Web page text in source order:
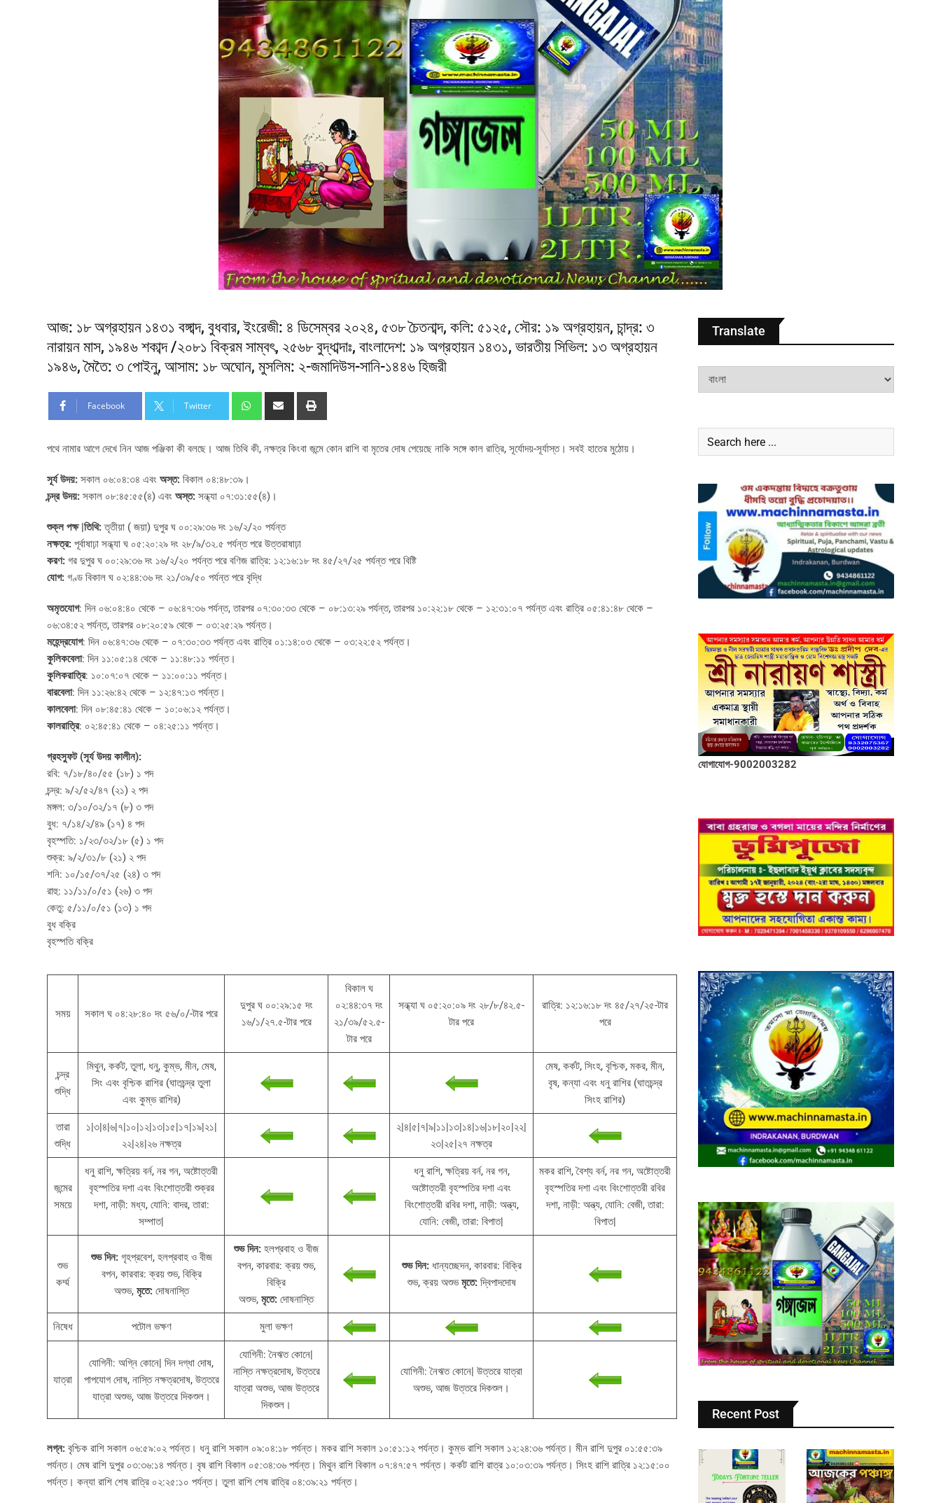
আজ: ১৮ অগ্রহায়ন ১৪৩১ বঙ্গাব্দ, বুধবার, ইংরেজী: ৪ ডিসেম্বর ২০২৪, ৫৩৮ চৈতনাব্দ, কলি: ৫১২৫, সৌর: ১৯ অগ্রহায়ন, চান্দ্র: ৩
নারায়ন মাস, ১৯৪৬ শকাব্দ /২০৮১ বিক্রম সাম্বৎ, ২৫৬৮ বুদ্ধাব্দাঃ, বাংলাদেশ: ১৯ অগ্রহায়ন ১৪৩১, ভারতীয় সিভিল: ১৩ অগ্রহায়ন
১৯৪৬, মৈতৈ: ৩ পোইনু, আসাম: ১৮ অঘোন, মুসলিম: ২-জমাদিউস-সানি-১৪৪৬ হিজরী
Facebook Twitter
পথে নামার আগে দেখে নিন আজ পঞ্জিকা কী বলছে। আজ তিথি কী, নক্ষত্র কিংবা জন্মে কোন রাশি বা মৃতের দোষ পেয়েছে নাকি সঙ্গে কাল রাত্রি, সূর্যোদয়-সূর্যাস্ত। সবই হাতের মুঠোয়।
সূর্য উদয়: সকাল ০৬:০৪:৩৪ এবং অস্ত: বিকাল ০৪:৪৮:৩৯।
চন্দ্র উদয়: সকাল ০৮:৪৫:৫৫(৪) এবং অস্ত: সন্ধ্যা ০৭:৩১:৫৫(৪)।
শুক্ল পক্ষ |তিথি:তৃতীয়া ( জয়া) দুপুর ঘ ০০:২৯:৩৬ দং ১৬/২/২০ পর্যন্ত
নক্ষত্র: পূর্বাষাঢ়া সন্ধ্যা ঘ ০৫:২০:২৯ দং ২৮/৯/৩২.৫ পর্যন্ত পরে উত্তরাষাঢ়া
করণ: গর দুপুর ঘ ০০:২৯:৩৬ দং ১৬/২/২০ পর্যন্ত পরে বণিজ রাত্রি: ১২:১৬:১৮ দং ৪৫/২৭/২৫ পর্যন্ত পরে বিষ্টি
যোগ: গণ্ড বিকাল ঘ ০২:৪৪:৩৬ দং ২১/৩৯/৫০ পর্যন্ত পরে বৃদ্ধি
অমৃতযোগ: দিন ০৬:০৪:৪০ থেকে – ০৬:৪৭:৩৬ পর্যন্ত, তারপর ০৭:৩০:৩৩ থেকে – ০৮:১৩:২৯ পর্যন্ত, তারপর ১০:২২:১৮ থেকে – ১২:৩১:০৭ পর্যন্ত এবং রাত্রি ০৫:৪১:৪৮ থেকে –
০৬:৩৪:৫২ পর্যন্ত, তারপর ০৮:২০:৫৯ থেকে – ০৩:২৫:২৯ পর্যন্ত।
মহেন্দ্রযোগ: দিন ০৬:৪৭:৩৬ থেকে – ০৭:৩০:৩৩ পর্যন্ত এবং রাত্রি ০১:১৪:০৩ থেকে – ০৩:২২:৫২ পর্যন্ত।
কুলিকবেলা: দিন ১১:০৫:১৪ থেকে – ১১:৪৮:১১ পর্যন্ত।
কুলিকরাত্রি: ১০:০৭:০৭ থেকে – ১১:০০:১১ পর্যন্ত।
বারবেলা: দিন ১১:২৬:৪২ থেকে – ১২:৪৭:১৩ পর্যন্ত।
কালবেলা: দিন ০৮:৪৫:৪১ থেকে – ১০:০৬:১২ পর্যন্ত।
কালরাত্রি: ০২:৪৫:৪১ থেকে – ০৪:২৫:১১ পর্যন্ত।
গ্রহস্ফুট (সূর্য উদয় কালীন):
রবি: ৭/১৮/৪০/৫৫ (১৮) ১ পদ
চন্দ্র: ৯/২/৫২/৪৭ (২১) ২ পদ
মঙ্গল: ৩/১০/৩২/১৭ (৮) ৩ পদ
বুধ: ৭/১৪/২/৪৯ (১৭) ৪ পদ
বৃহস্পতি: ১/২৩/৩২/১৮ (৫) ১ পদ
শুক্র: ৯/২/৩১/৮ (২১) ২ পদ
শনি: ১০/১৫/৩৭/২৫ (২৪) ৩ পদ
রাহু: ১১/১১/০/৫১ (২৬) ৩ পদ
কেতু: ৫/১১/০/৫১ (১৩) ১ পদ
বুধ বক্রি
বৃহস্পতি বক্রি
সময় সকাল ঘ ০৪:২৮:৪০ দং ৫৬/০/-টার পরে
দুপুর ঘ ০০:২৯:১৫ দং
১৬/১/২৭.৫-টার পরে
বিকাল ঘ
০২:৪৪:৩৭ দং
২১/৩৯/৫২.৫-
টার পরে
সন্ধ্যা ঘ ০৫:২০:০৯ দং ২৮/৮/৪২.৫-
টার পরে
রাত্রি: ১২:১৬:১৮ দং ৪৫/২৭/২৫-টার
পরে
চন্দ্র
শুদ্ধি
মিথুন, কর্কট, তুলা, ধনু, কুম্ভ, মীন, মেষ,
সিং এবং বৃশ্চিক রাশির (ঘাতচন্দ্র তুলা
এবং কুম্ভ রাশির)
মেষ, কর্কট, সিংহ, বৃশ্চিক, মকর, মীন,
বৃষ, কন্যা এবং ধনু রাশির (ঘাতচন্দ্র
সিংহ রাশির)
তারা
শুদ্ধি
১|৩|৪|৬|৭|১০|১২|১৩|১৫|১৭|১৯|২১|
২২|২৪|২৬ নক্ষত্র
২|৪|৫|৭|৯|১১|১৩|১৪|১৬|১৮|২০|২২|
২৩|২৫|২৭ নক্ষত্র
জন্মের
সময়ে
ধনু রাশি, ক্ষত্রিয় বর্ন, নর গন, অষ্টোত্তরী
বৃহস্পতির দশা এবং বিংশোত্তরী শুক্রর
দশা, নাড়ী: মধ্য, যোনি: বাদর, তারা:
সম্পাত|
ধনু রাশি, ক্ষত্রিয় বর্ন, নর গন,
অষ্টোত্তরী বৃহস্পতির দশা এবং
বিংশোত্তরী রবির দশা, নাড়ী: অন্ত্য,
যোনি: বেজী, তারা: বিপাত|
মকর রাশি, বৈশ্য বর্ন, নর গন, অষ্টোত্তরী
বৃহস্পতির দশা এবং বিংশোত্তরী রবির
দশা, নাড়ী: অন্ত্য, যোনি: বেজী, তারা:
বিপাত|
শুভ
কর্ম্ম
শুভ দিন:গৃহপ্রবেশ, হলপ্রবাহ ও বীজ
বপন, কারবার: ক্রয় শুভ, বিক্রি
অশুভ, মৃতে:দোষনাস্তি
শুভ দিন: হলপ্রবাহ ও বীজ
বপন, কারবার: ক্রয় শুভ,
বিক্রি
অশুভ, মৃতে: দোষনাস্তি
শুভ দিন:ধান্যচ্ছেদন, কারবার: বিক্রি
শুভ, ক্রয় অশুভমৃতে:দ্বিপাদদোষ
নিষেধ পটোল ভক্ষণ মুলা ভক্ষণ
যাত্রা
যোগিনী: অগ্নি কোনে| দিন দগ্ধা দোষ,
পাপযোগ দোষ, নাস্তি নক্ষত্রদোষ, উত্তরে
যাত্রা অশুভ, আজ উত্তরে দিকশুল।
যোগিনী: নৈঋত কোনে|
নাস্তি নক্ষত্রদোষ, উত্তরে
যাত্রা অশুভ, আজ উত্তরে
দিকশুল।
যোগিনী: নৈঋত কোনে| উত্তরে যাত্রা
অশুভ, আজ উত্তরে দিকশুল।
লগ্ন: বৃশ্চিক রাশি সকাল ০৬:৫৯:০২ পর্যন্ত। ধনু রাশি সকাল ০৯:০৪:১৮ পর্যন্ত। মকর রাশি সকাল ১০:৫১:১২ পর্যন্ত। কুম্ভ রাশি সকাল ১২:২৪:৩৬ পর্যন্ত। মীন রাশি দুপুর ০১:৫৫:৩৯
পর্যন্ত। মেষ রাশি দুপুর ০৩:৩৬:১৪ পর্যন্ত। বৃষ রাশি বিকাল ০৫:৩৪:৩৬ পর্যন্ত। মিথুন রাশি বিকাল ০৭:৪৭:৫৭ পর্যন্ত। কর্কট রাশি রাত্র ১০:০৩:৩৯ পর্যন্ত। সিংহ রাশি রাত্রি ১২:১৫:০০
পর্যন্ত। কন্যা রাশি শেষ রাত্রি ০২:২৫:১০ পর্যন্ত। তুলা রাশি শেষ রাত্রি ০৪:৩৯:২১ পর্যন্ত।
Translate
যোগাযোগ-9002003282
Recent Post